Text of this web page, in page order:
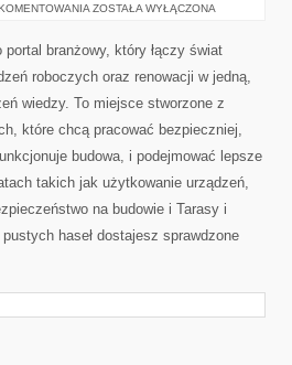
NOWE
BUDOWNICTWIE
ZOSTAŁA WYŁĄCZONA
portal branżowy, który łączy świat
roboczych oraz renowacji w jedną,
wiedzy. To miejsce stworzone z
które chcą pracować bezpieczniej,
budowa, i podejmować lepsze
takich jak użytkowanie urządzeń,
na budowie i Tarasy i
haseł dostajesz sprawdzone